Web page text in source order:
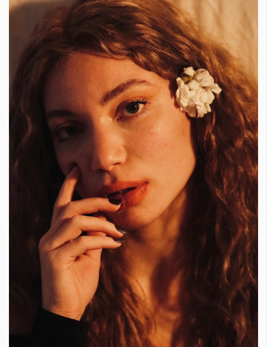
КАТЕГОРИИ
Wine&Dine
Подкасти
Пътувай
ЗА НАС
Условия за
ползване
За нас
Реклама
Политика за
поверителност
ModerenDom